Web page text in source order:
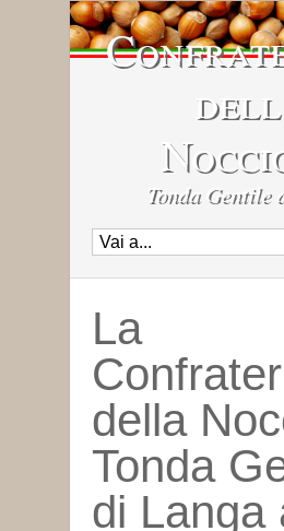
Tonda Gentile
La
della
Tonda
di Langa